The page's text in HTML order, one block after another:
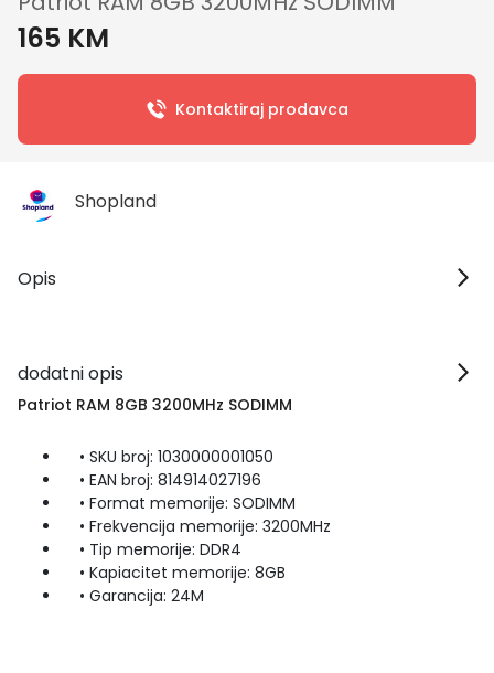
165 KM
Kontaktiraj prodavca
Shopland
Opis
dodatni opis
Patriot RAM 8GB 3200MHz SODIMM
• SKU broj: 1030000001050
• EAN broj: 814914027196
• Format memorije: SODIMM
• Frekvencija memorije: 3200MHz
• Tip memorije: DDR4
• Kapiacitet memorije: 8GB
• Garancija: 24M